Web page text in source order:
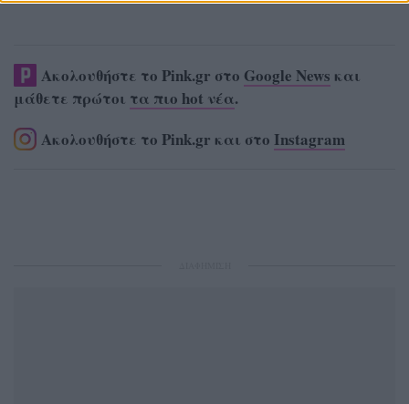
Ακολουθήστε το Pink.gr στο Google News και
μάθετε πρώτοι τα πιο hot νέα.
Ακολουθήστε το Pink.gr και στο Instagram